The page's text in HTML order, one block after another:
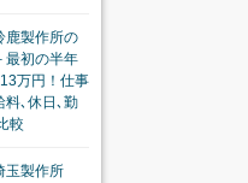
鹿製作所の
最初の半年
万円！仕事
料､休日､勤
較
玉製作所